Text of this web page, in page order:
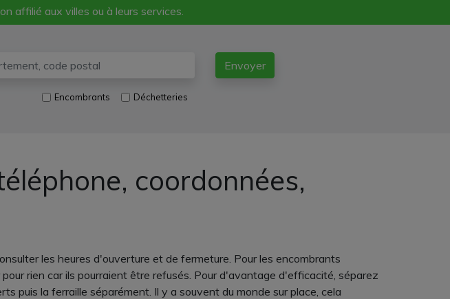
affilié aux villes ou à leurs services.
Envoyer
Encombrants Déchetteries
coordonnées,
les heures d'ouverture et de fermeture. Pour les encombrants
rien car ils pourraient être refusés. Pour d'avantage d'efficacité, séparez
puis la ferraille séparément. Il y a souvent du monde sur place, cela